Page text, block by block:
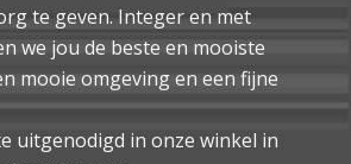
te geven. Integer en met
we jou de beste en mooiste
mooie omgeving en een fijne
uitgenodigd in onze winkel in